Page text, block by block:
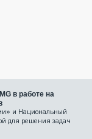
в работе на
и Национальный
для решения задач